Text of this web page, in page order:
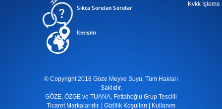
Sıkça Sorulan Sorular
İletişim
© Copyright 2018 Göze Meyve Suyu, Tüm Hakları
Saklıdır.
GÖZE, ÖZGE ve TUANA, Fettahoğlu Grup Tescilli
Ticaret Markalarıdır. | Gizlilik Koşulları Kullanım
Kvkk İşleme